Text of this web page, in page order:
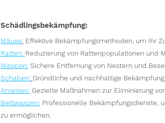
Schädlingsbekämpfung:
Mäuse: Effektive Bekämpfungsmethoden, um Ihr
Ratten: Reduzierung von Rattenpopulationen und
Wespen: Sichere Entfernung von Nestern und
Schaben: Gründliche und nachhaltige
Ameisen: Gezielte Maßnahmen zur Eliminierung
Bettwanzen: Professionelle Bekämpfungsdienste,
zu ermöglichen.